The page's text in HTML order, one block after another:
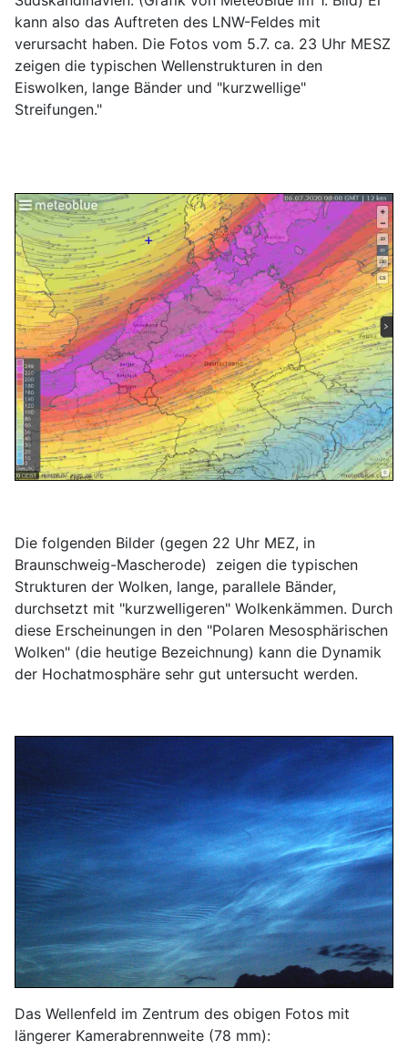
kann also das Auftreten des LNW-Feldes mit
verursacht haben. Die Fotos vom 5.7. ca. 23 Uhr MESZ
zeigen die typischen Wellenstrukturen in den
Eiswolken, lange Bänder und "kurzwellige"
Streifungen."
Die folgenden Bilder (gegen 22 Uhr MEZ, in
Braunschweig-Mascherode) zeigen die typischen
Strukturen der Wolken, lange, parallele Bänder,
durchsetzt mit "kurzwelligeren" Wolkenkämmen. Durch
diese Erscheinungen in den "Polaren Mesosphärischen
Wolken" (die heutige Bezeichnung) kann die Dynamik
der Hochatmosphäre sehr gut untersucht werden.
Das Wellenfeld im Zentrum des obigen Fotos mit
längerer Kamerabrennweite (78 mm):